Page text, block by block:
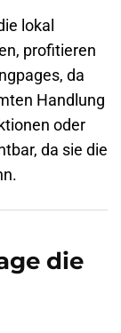
lokal
profitieren
da
Handlung
oder
da sie die
die